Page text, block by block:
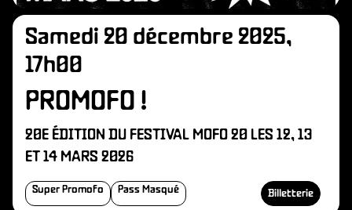
Samedi 20 décembre 2025,
17h00
PROMOFO !
20E ÉDITION DU FESTIVAL MOFO 20 LES 12, 13
ET 14 MARS 2026
Super Promofo Pass Masqué Billetterie